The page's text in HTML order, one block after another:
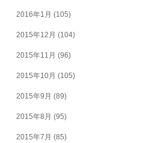
2016年1月 (105)
2015年12月 (104)
2015年11月 (96)
2015年10月 (105)
2015年9月 (89)
2015年8月 (95)
2015年7月 (85)